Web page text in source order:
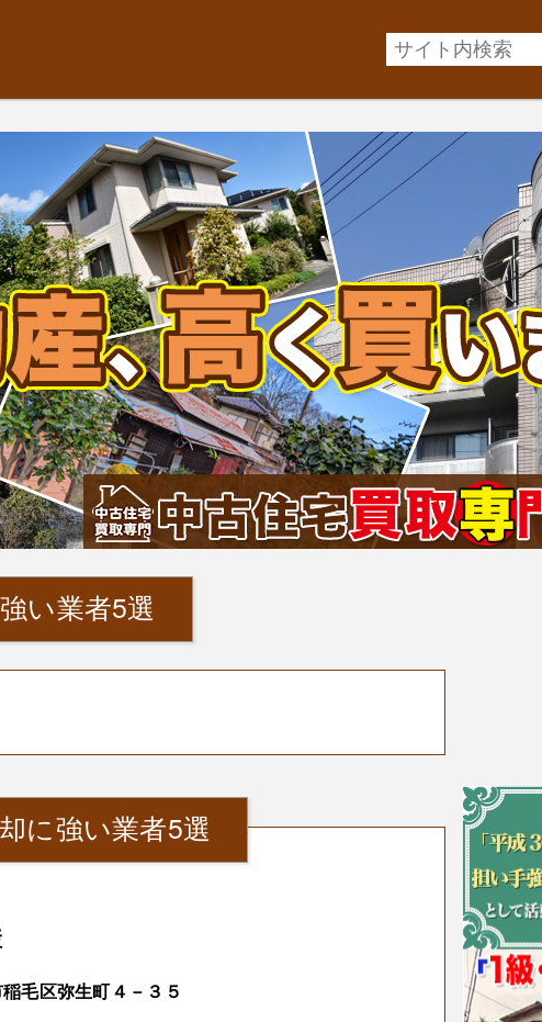
件を買います。一般的に「売却」は時間はかかるが相場に準じた売却金額、「買取」
ください。中古住宅、相続不動産など、不動産売却のお悩みを全国の専門家が解決致
い業者5選
に強い業者5選
毛区弥生町４－３５